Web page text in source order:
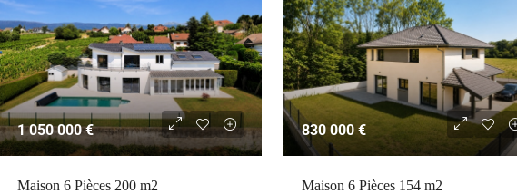
1 050 000 €
Maison 6 Pièces 200 m2
830 000 €
Maison 6 Pièces 154 m2